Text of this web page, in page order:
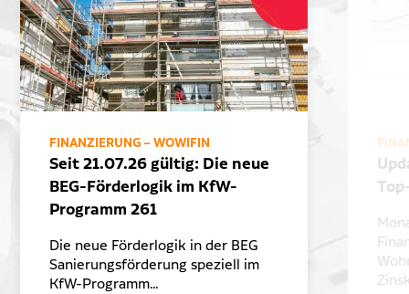
FINANZIERUNG – WOWIFIN
Seit 21.07.26 gültig: Die neue
BEG-Förderlogik im KfW-
Programm 261
Die neue Förderlogik in der BEG
Sanierungsförderung speziell im
KfW-Programm…